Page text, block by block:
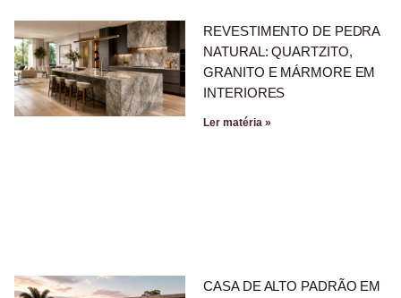
REVESTIMENTO DE PEDRA
NATURAL: QUARTZITO,
GRANITO E MÁRMORE EM
INTERIORES
Ler matéria »
CASA DE ALTO PADRÃO EM